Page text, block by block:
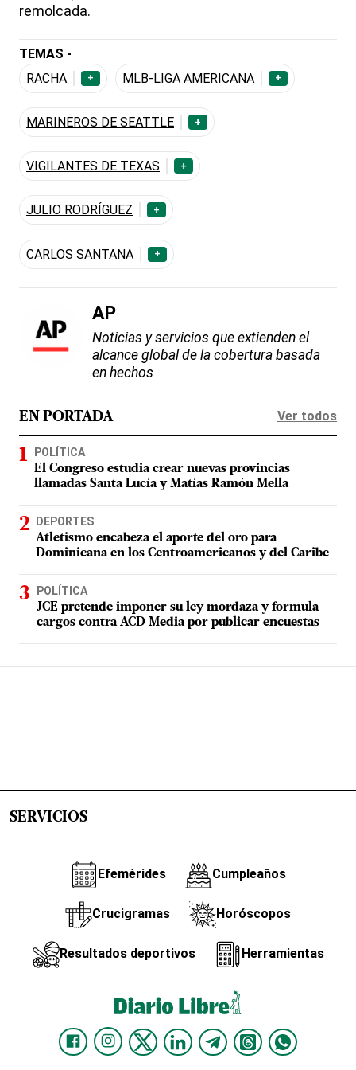
remolcada.
TEMAS -
RACHA
+ MLB-LIGA AMERICANA +
MARINEROS DE SEATTLE +
VIGILANTES DE TEXAS +
JULIO RODRÍGUEZ +
CARLOS SANTANA +
AP
Noticias y servicios que extienden el
alcance global de la cobertura basada
en hechos
EN PORTADA Ver todos
POLÍTICA
El Congreso estudia crear nuevas provincias
llamadas Santa Lucía y Matías Ramón Mella
DEPORTES
Atletismo encabeza el aporte del oro para
Dominicana en los Centroamericanos y del Caribe
POLÍTICA
JCE pretende imponer su ley mordaza y formula
cargos contra ACD Media por publicar encuestas
SERVICIOS
Efemérides Cumpleaños
Crucigramas Horóscopos
Resultados deportivos Herramientas